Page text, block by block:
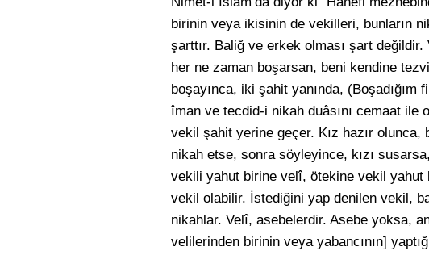
birinin veya ikisinin de vekilleri, bunların
şarttır. Baliğ ve erkek olması şart
her ne zaman boşarsan, beni kendine
boşayınca, iki şahit yanında,
îman ve tecdid-i nikah duâsını cemaat ile
vekil şahit yerine geçer. Kız hazır
nikah etse, sonra söyleyince, kızı
vekili yahut birine velî, ötekine vekil
vekil olabilir. İstediğini yap denilen vekil,
nikahlar. Velî, asebelerdir. Asebe yoksa,
velilerinden birinin veya yabancının]